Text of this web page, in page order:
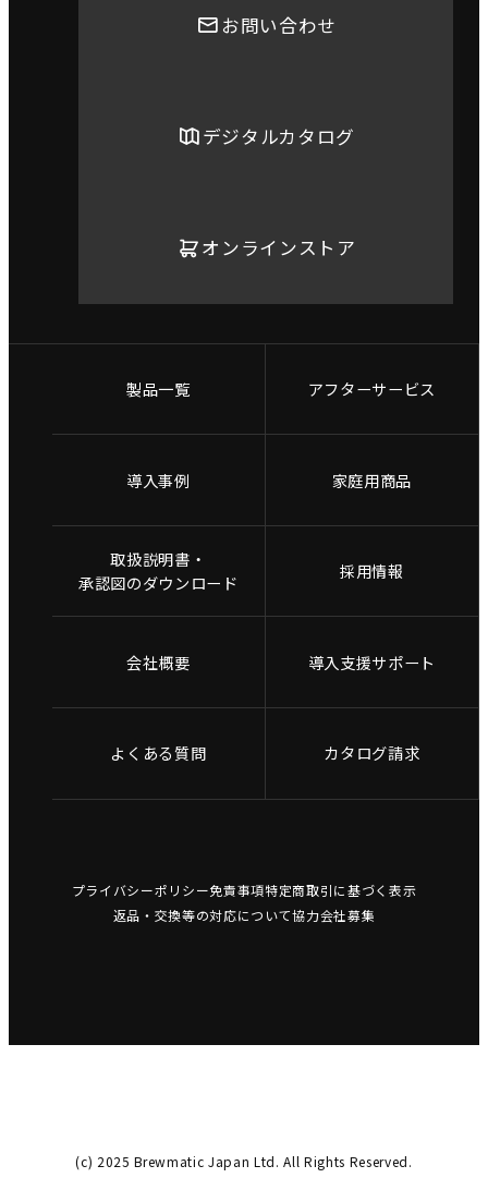
お問い合わせ
デジタルカタログ
オンラインストア
製品一覧 アフターサービス
導入事例 家庭用商品
取扱説明書・
承認図のダウンロード
採用情報
会社概要 導入支援サポート
よくある質問 カタログ請求
プライバシーポリシー免責事項特定商取引に基づく表示
返品・交換等の対応について協力会社募集
(c) 2025 Brewmatic Japan Ltd. All Rights Reserved.